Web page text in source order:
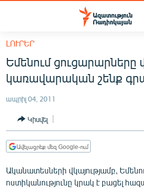
Մատչելիության
հիմնական
բովանդակությանը
Անցնել
հիմնական
մենյուին
ՔԱՂԱՔԱԿԱՆ
ԸՆՏՐՈՒԹՅՈՒՆՆԵՐ 2026
ԻՐԱՎՈՒՆՔ
ՀԱՍԱՐԱԿՈՒԹՅՈՒՆ
ՂԱՐԱԲԱՂ
ԼՈՒՐԵՐ
Եմենում ցուցարարները
կառավարական շենք
ապրիլ 04, 2011
Կիսվել
Ավելացրեք մեզ Google-ում
Ականատեսների վկայությամբ,
ոստիկանությունը կրակ է բացել